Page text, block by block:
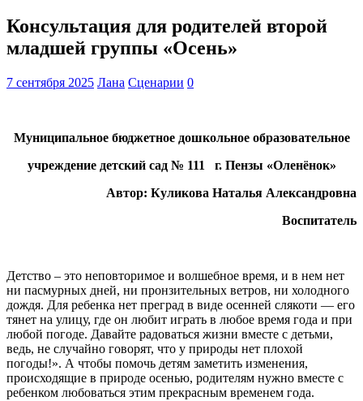
Консультация для родителей второй
младшей группы «Осень»
7 сентября 2025 Лана Сценарии 0
Муниципальное бюджетное дошкольное образовательное
учреждение детский сад № 111 г. Пензы «Оленёнок»
Автор: Куликова Наталья Александровна
Воспитатель
Детство – это неповторимое и волшебное время, и в нем нет
ни пасмурных дней, ни пронзительных ветров, ни холодного
дождя. Для ребенка нет преград в виде осенней слякоти — его
тянет на улицу, где он любит играть в любое время года и при
любой погоде. Давайте радоваться жизни вместе с детьми,
ведь, не случайно говорят, что у природы нет плохой
погоды!». А чтобы помочь детям заметить изменения,
происходящие в природе осенью, родителям нужно вместе с
ребенком любоваться этим прекрасным временем года.